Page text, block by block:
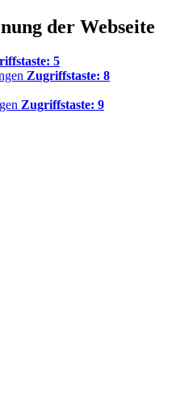
der Webseite
5
Zugriffstaste: 8
Zugriffstaste: 9